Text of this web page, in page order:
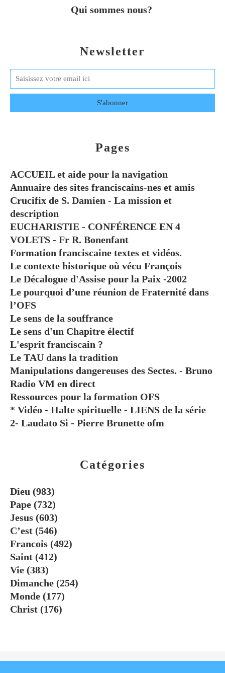
Newsletter
Catégories
Dieu (983)
Pape (732)
Jesus (603)
C’est (546)
Francois (492)
Saint (412)
Vie (383)
Dimanche (254)
Monde (177)
Christ (176)
Pages
ACCUEIL et aide pour la navigation
Annuaire des sites franciscains-nes et amis
Crucifix de S. Damien - La mission et
description
EUCHARISTIE - CONFÉRENCE EN 4
VOLETS - Fr R. Bonenfant
Formation franciscaine textes et vidéos.
Le contexte historique où vécu François
Le Décalogue d'Assise pour la Paix -2002
Le pourquoi d’une réunion de Fraternité dans
l’OFS
Le sens de la souffrance
Le sens d'un Chapitre électif
L'esprit franciscain ?
Le TAU dans la tradition
Manipulations dangereuses des Sectes. - Bruno
Radio VM en direct
Ressources pour la formation OFS
* Vidéo - Halte spirituelle - LIENS de la série
2- Laudato Si - Pierre Brunette ofm
Qui sommes nous?